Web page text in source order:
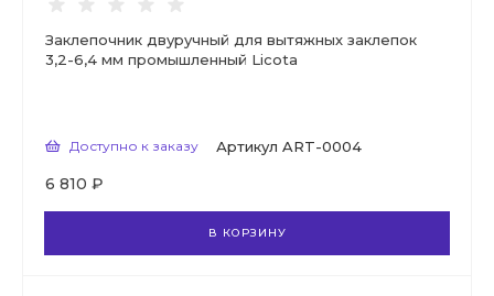
Заклепочник двуручный для вытяжных заклепок
3,2-6,4 мм промышленный Licota
Доступно к заказу Артикул ART-0004
6 810 ₽
В КОРЗИНУ